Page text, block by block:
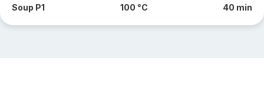
Soup P1 100 °C 40 min